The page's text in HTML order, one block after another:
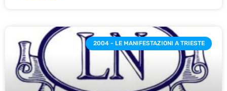
2004 - LE MANIFESTAZIONI A TRIESTE